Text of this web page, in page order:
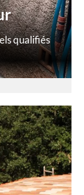
qualifiés